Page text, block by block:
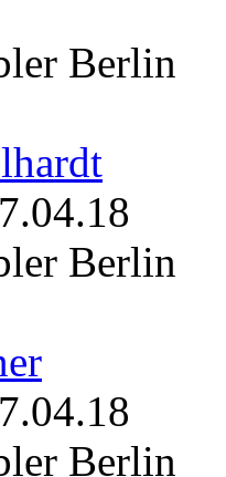
Berlin
Berlin
Berlin